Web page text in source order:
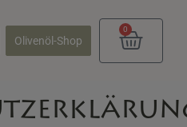
Olivenöl-Shop
0